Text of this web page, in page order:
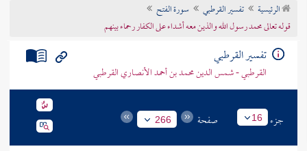
تراجم الأعلام
الرئيسية تفسير القرطبي
سورة الفتح
قوله تعالى محمد رسول الله والذين معه أشداء على الكفار رحماء بينهم
تفسير القرطبي
القرطبي - شمس الدين محمد بن أحمد الأنصاري القرطبي
جزء 16 صفحة 266